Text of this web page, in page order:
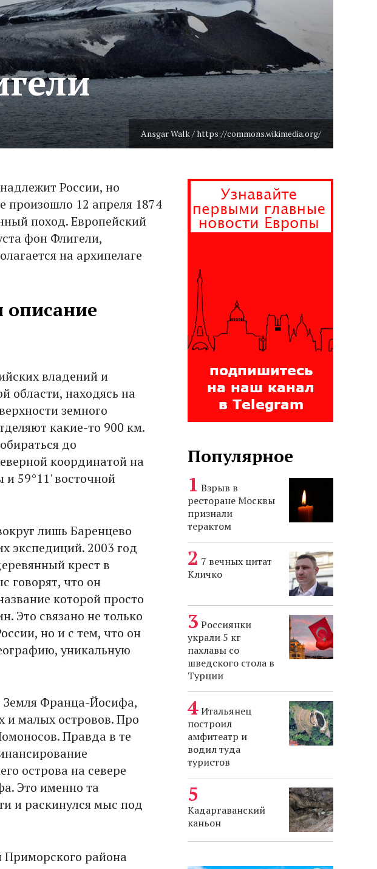
Ansgar Walk / https://commons.wikimedia.org/
России, но
произошло 12 апреля 1874
поход. Европейский
фон Флигели,
на архипелаге
описание
владений и
области, находясь на
земного
какие-то 900 км.
до
координатой на
59°11' восточной
лишь Баренцево
экспедиций. 2003 год
крест в
говорят, что он
которой просто
Это связано не только
но и с тем, что он
уникальную
Земля Франца-Йосифа,
и малых островов. Про
Правда в те
острова на севере
Это именно та
и раскинулся мыс под
Приморского района
Популярное
Взрыв в
ресторане Москвы
признали
терактом
7 вечных цитат
Кличко
Россиянки
украли 5 кг
пахлавы со
шведского стола в
Турции
Итальянец
построил
амфитеатр и
водил туда
туристов
Кадаргаванский
каньон